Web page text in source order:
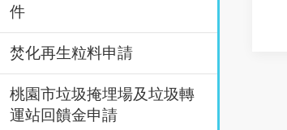
件
焚化再生粒料申請
桃園市垃圾掩埋場及垃圾轉
運站回饋金申請